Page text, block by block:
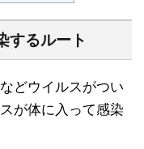
するルート
どウイルスがつい
が体に入って感染